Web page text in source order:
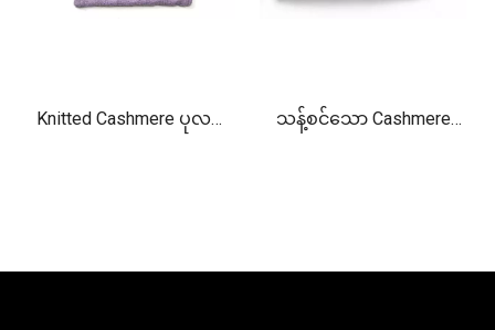
Knitted Cashmere ပုလင်း သန့်စင်သော Cashmere